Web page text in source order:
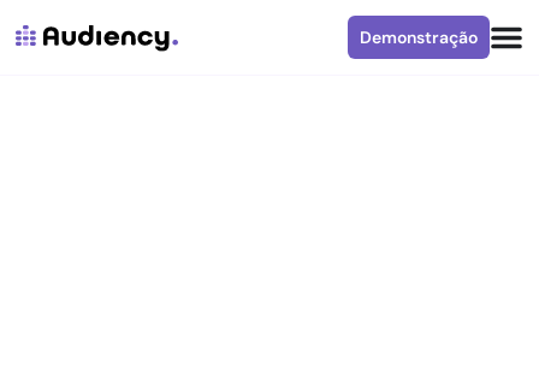
Demonstração